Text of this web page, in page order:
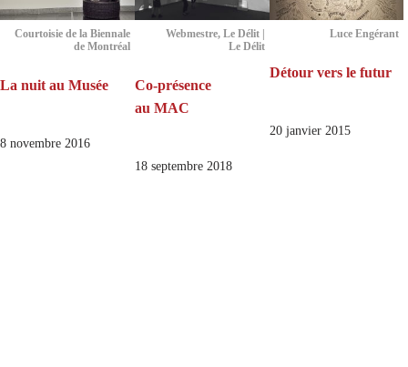
Courtoisie de la Biennale
de Montréal
La nuit au Musée
8 novembre 2016
Webmestre, Le Délit |
Le Délit
Co-présence
au MAC
18 septembre 2018
Luce Engérant
Détour vers le futur
20 janvier 2015